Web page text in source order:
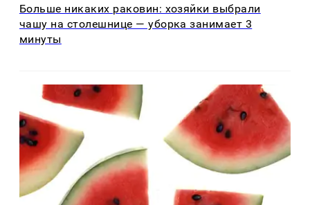
Больше никаких раковин: хозяйки выбрали
чашу на столешнице — уборка занимает 3
минуты